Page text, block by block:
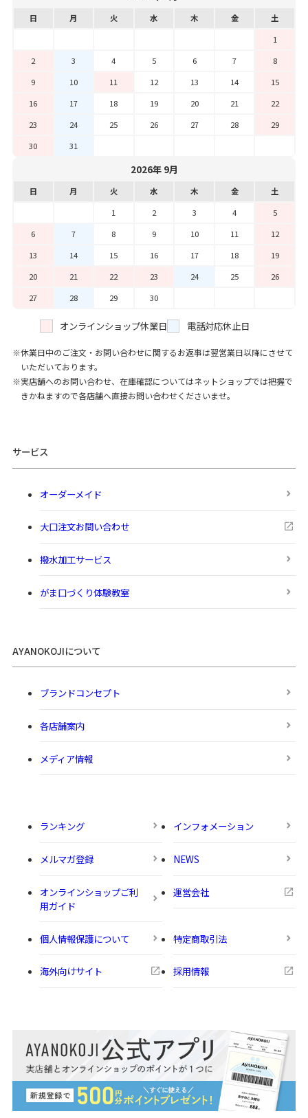
日 月 火 水 木 金
土
1
2
3 4 5 6 7
8
9
10 11 12 13 14
15
16
17 18 19 20 21
22
23
24 25 26 27 28
29
30
31
2026年 9月
日 月 火 水 木 金
土
1
2 3 4
5
6
7 8 9 10 11
12
13
14 15 16 17 18
19
20
21 22 23 24 25
26
27
28 29 30
オンラインショップ休業日 電話対応休止日
休業日中のご注文・お問い合わせに関するお返事は翌営業日以降にさせて
いただいております。
実店舗へのお問い合わせ、在庫確認についてはネットショップでは把握で
きかねますので各店舗へ直接お問い合わせくださいませ。
サービス
オーダーメイド
大口注文お問い合わせ
撥水加工サービス
がま口づくり体験教室
AYANOKOJIについて
ブランドコンセプト
各店舗案内
メディア情報
ランキング インフォメーション
メルマガ登録 NEWS
オンラインショップご利
用ガイド
運営会社
個人情報保護について 特定商取引法
海外向けサイト 採用情報